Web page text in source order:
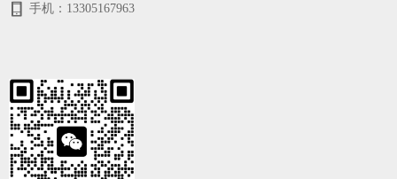
手机： 13305167963